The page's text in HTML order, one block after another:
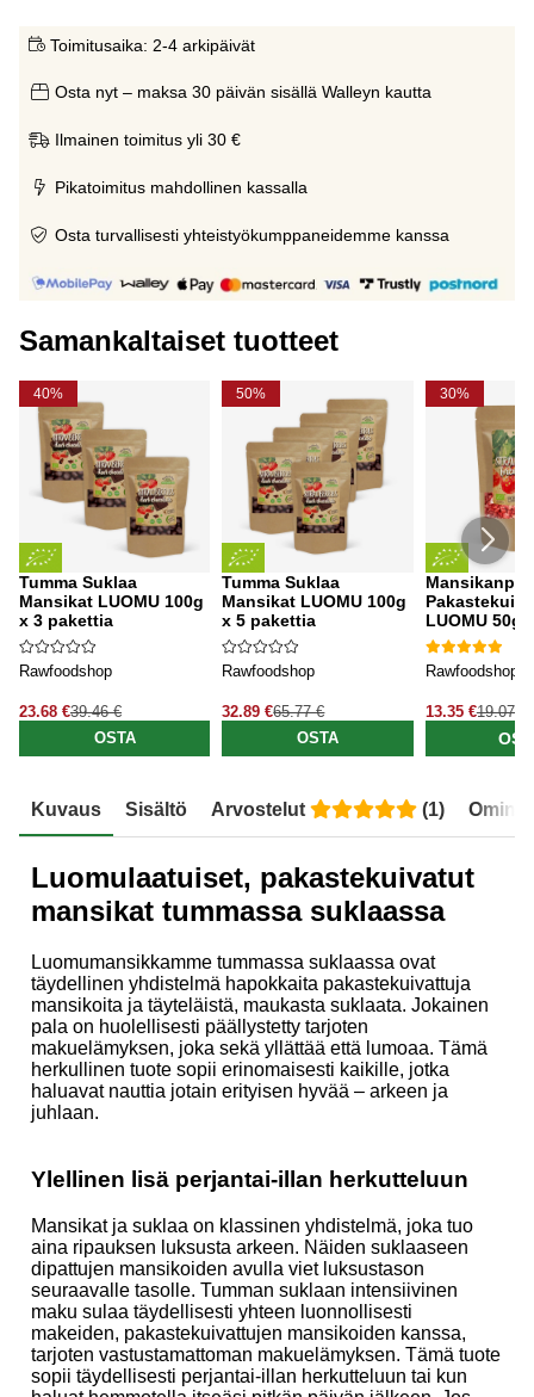
Toimitusaika: 2-4 arkipäivät
Osta nyt – maksa 30 päivän sisällä Walleyn kautta
Ilmainen toimitus yli 30 €
Pikatoimitus mahdollinen kassalla
Osta turvallisesti yhteistyökumppaneidemme kanssa
Samankaltaiset tuotteet
40%
Tumma Suklaa
Mansikat LUOMU 100g
x 3 pakettia
Rawfoodshop
23.68 €39.46 €
OSTA
50%
Tumma Suklaa
Mansikat LUOMU 100g
x 5 pakettia
Rawfoodshop
32.89 €65.77 €
OSTA
30%
LUOMU 50g
Rawfoodshop
13.35 €19.07 €
Kuvaus Sisältö Arvostelut (1)
Luomulaatuiset, pakastekuivatut
mansikat tummassa suklaassa
Luomumansikkamme tummassa suklaassa ovat
täydellinen yhdistelmä hapokkaita pakastekuivattuja
mansikoita ja täyteläistä, maukasta suklaata. Jokainen
pala on huolellisesti päällystetty tarjoten
makuelämyksen, joka sekä yllättää että lumoaa. Tämä
herkullinen tuote sopii erinomaisesti kaikille, jotka
haluavat nauttia jotain erityisen hyvää – arkeen ja
juhlaan.
Ylellinen lisä perjantai-illan herkutteluun
Mansikat ja suklaa on klassinen yhdistelmä, joka tuo
aina ripauksen luksusta arkeen. Näiden suklaaseen
dipattujen mansikoiden avulla viet luksustason
seuraavalle tasolle. Tumman suklaan intensiivinen
maku sulaa täydellisesti yhteen luonnollisesti
makeiden, pakastekuivattujen mansikoiden kanssa,
tarjoten vastustamattoman makuelämyksen. Tämä tuote
sopii täydellisesti perjantai-illan herkutteluun tai kun